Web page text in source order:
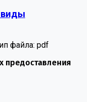
файла: pdf
предоставления